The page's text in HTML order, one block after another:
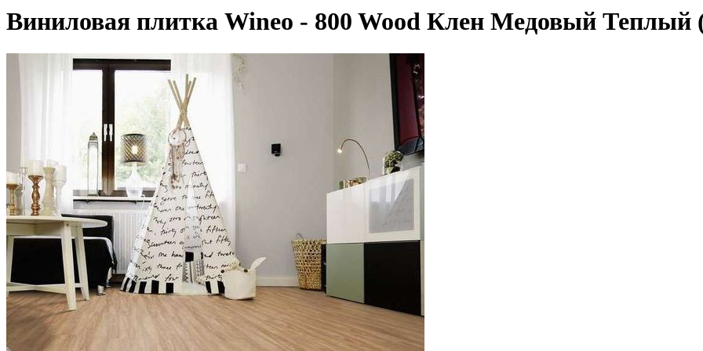
Виниловая плитка Wineo - 800 Wood Клен Медовый Теплый